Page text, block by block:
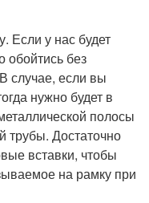
Если у нас будет
обойтись без
случае, если вы
нужно будет в
полосы
трубы. Достаточно
вставки, чтобы
на рамку при